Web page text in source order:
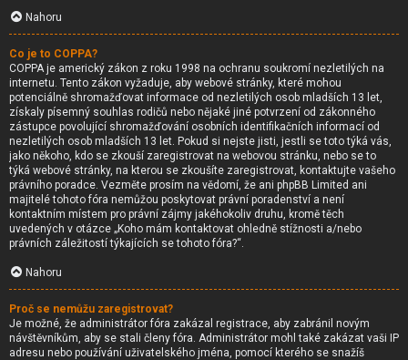
Nahoru
Co je to COPPA?
COPPA je americký zákon z roku 1998 na ochranu soukromí nezletilých na
internetu. Tento zákon vyžaduje, aby webové stránky, které mohou
potenciálně shromažďovat informace od nezletilých osob mladších 13 let,
získaly písemný souhlas rodičů nebo nějaké jiné potvrzení od zákonného
zástupce povolující shromažďování osobních identifikačních informací od
nezletilých osob mladších 13 let. Pokud si nejste jisti, jestli se toto týká vás,
jako někoho, kdo se zkouší zaregistrovat na webovou stránku, nebo se to
týká webové stránky, na kterou se zkoušíte zaregistrovat, kontaktujte vašeho
právního poradce. Vezměte prosím na vědomí, že ani phpBB Limited ani
majitelé tohoto fóra nemůžou poskytovat právní poradenství a není
kontaktním místem pro právní zájmy jakéhokoliv druhu, kromě těch
uvedených v otázce „Koho mám kontaktovat ohledně stížnosti a/nebo
právních záležitostí týkajících se tohoto fóra?“.
Nahoru
Proč se nemůžu zaregistrovat?
Je možné, že administrátor fóra zakázal registrace, aby zabránil novým
návštěvníkům, aby se stali členy fóra. Administrátor mohl také zakázat vaši IP
adresu nebo používání uživatelského jména, pomocí kterého se snažíš